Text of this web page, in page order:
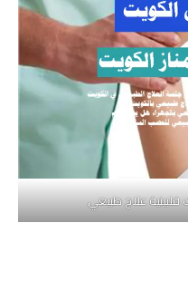
فلبينية علاج طبيعي